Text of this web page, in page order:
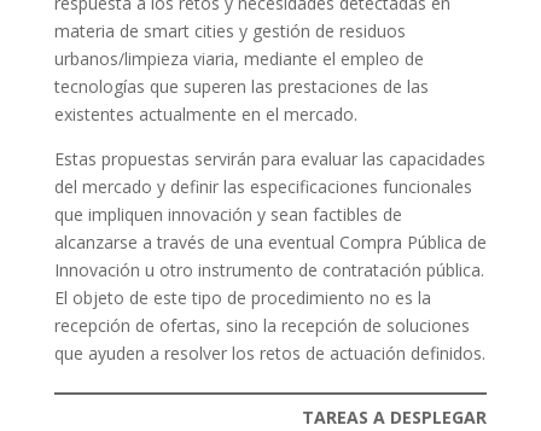
materia de smart cities y gestión de residuos
urbanos/limpieza viaria, mediante el empleo de
tecnologías que superen las prestaciones de las
existentes actualmente en el mercado.
Estas propuestas servirán para evaluar las capacidades
del mercado y definir las especificaciones funcionales
que impliquen innovación y sean factibles de
alcanzarse a través de una eventual Compra Pública de
Innovación u otro instrumento de contratación pública.
El objeto de este tipo de procedimiento no es la
recepción de ofertas, sino la recepción de soluciones
que ayuden a resolver los retos de actuación definidos.
TAREAS A DESPLEGAR